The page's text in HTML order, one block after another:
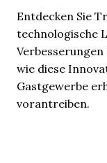
Entdecken Sie
technologische
Verbesserungen
wie diese
Gastgewerbe
vorantreiben.